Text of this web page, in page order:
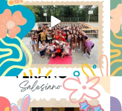
No hay verano sin que sea Salesiano ❤️
💫 en Luz 4
...
0